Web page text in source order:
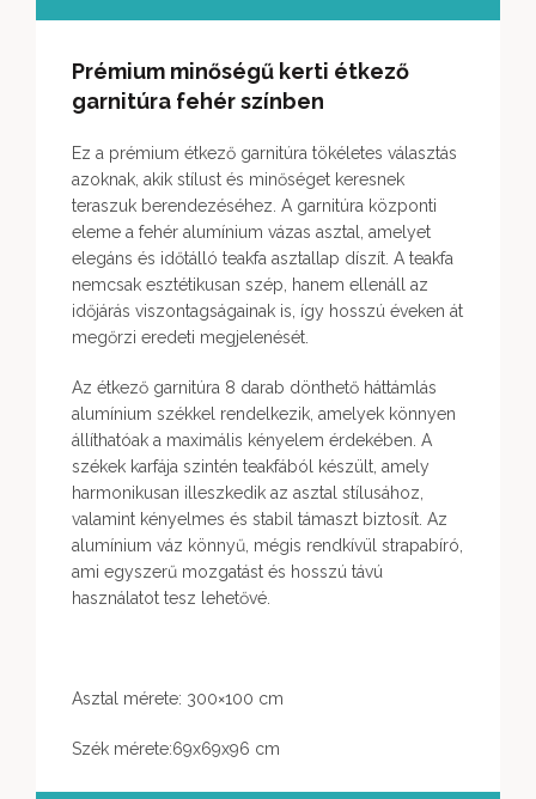
Prémium minőségű kerti étkező
garnitúra fehér színben
Ez a prémium étkező garnitúra tökéletes választás
azoknak, akik stílust és minőséget keresnek
teraszuk berendezéséhez. A garnitúra központi
eleme a fehér alumínium vázas asztal, amelyet
elegáns és időtálló teakfa asztallap díszít. A teakfa
nemcsak esztétikusan szép, hanem ellenáll az
időjárás viszontagságainak is, így hosszú éveken át
megőrzi eredeti megjelenését.
Az étkező garnitúra 8 darab dönthető háttámlás
alumínium székkel rendelkezik, amelyek könnyen
állíthatóak a maximális kényelem érdekében. A
székek karfája szintén teakfából készült, amely
harmonikusan illeszkedik az asztal stílusához,
valamint kényelmes és stabil támaszt biztosít. Az
alumínium váz könnyű, mégis rendkívül strapabíró,
ami egyszerű mozgatást és hosszú távú
használatot tesz lehetővé.
Asztal mérete: 300×100 cm
Szék mérete:69x69x96 cm